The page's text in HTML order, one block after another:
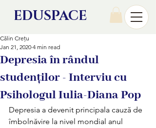
EDUSPACE
Depresia în rândul
studenților - Interviu cu
Psihologul Iulia-Diana Pop
Călin Crețu
Jan 21, 2020 4 min read
Depresia a devenit principala cauză de
îmbolnăvire la nivel mondial anul